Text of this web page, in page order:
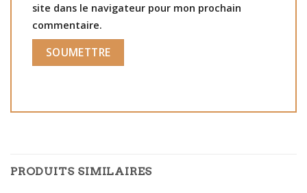
site dans le navigateur pour mon prochain
commentaire.
PRODUITS SIMILAIRES